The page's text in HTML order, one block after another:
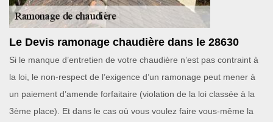
Le Devis ramonage chaudière dans le 28630
Si le manque d’entretien de votre chaudière n’est pas contraint à
la loi, le non-respect de l’exigence d’un ramonage peut mener à
un paiement d’amende forfaitaire (violation de la loi classée à la
3ème place). Et dans le cas où vous voulez faire vous-même la